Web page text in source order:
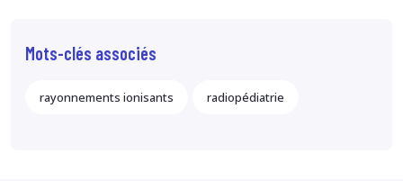
Mots-clés associés
rayonnements ionisants radiopédiatrie